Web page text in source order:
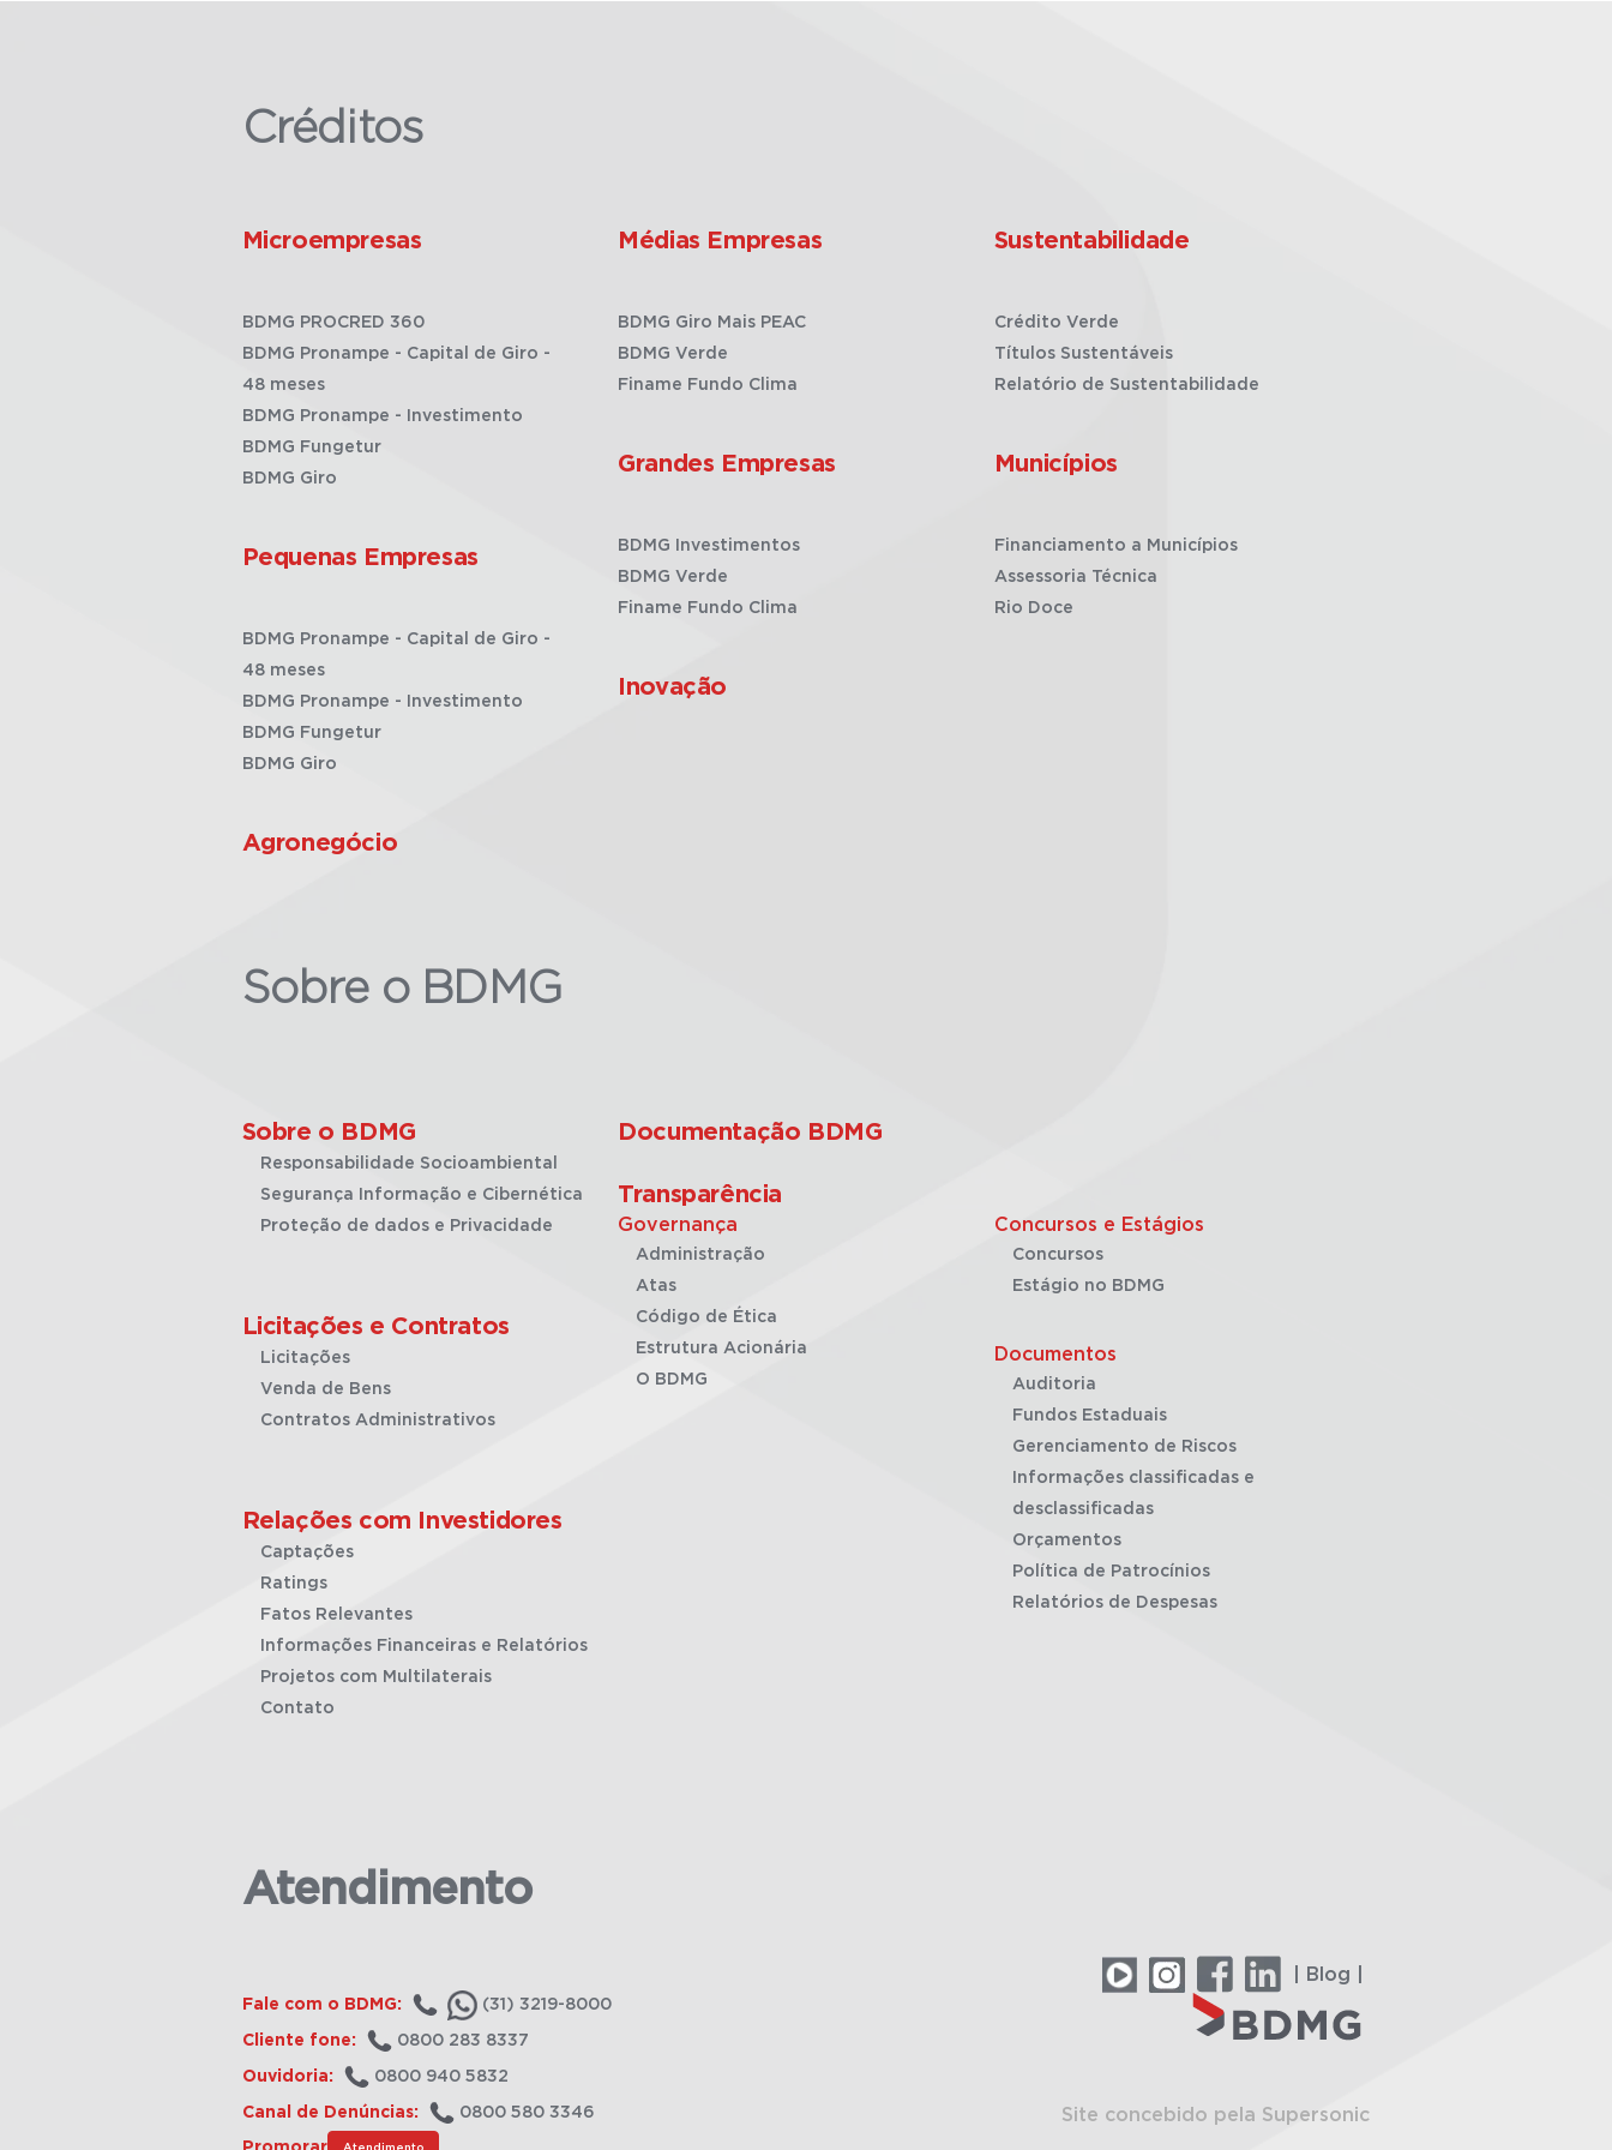
Créditos
Microempresas
BDMG PROCRED 360
BDMG Pronampe - Capital de Giro -
48 meses
BDMG Pronampe - Investimento
BDMG Fungetur
BDMG Giro
Pequenas Empresas
BDMG Pronampe - Capital de Giro -
48 meses
BDMG Pronampe - Investimento
BDMG Fungetur
BDMG Giro
Agronegócio
Médias Empresas
BDMG Giro Mais PEAC
BDMG Verde
Finame Fundo Clima
Grandes Empresas
BDMG Investimentos
BDMG Verde
Finame Fundo Clima
Inovação
Sustentabilidade
Crédito Verde
Títulos Sustentáveis
Relatório de Sustentabilidade
Municípios
Financiamento a Municípios
Assessoria Técnica
Rio Doce
Sobre o BDMG
Sobre o BDMG
Responsabilidade Socioambiental
Segurança Informação e Cibernética
Proteção de dados e Privacidade
Licitações e Contratos
Licitações
Venda de Bens
Contratos Administrativos
Relações com Investidores
Captações
Ratings
Fatos Relevantes
Informações Financeiras e Relatórios
Projetos com Multilaterais
Contato
Documentação BDMG
Transparência
Governança
Administração
Atas
Código de Ética
Estrutura Acionária
O BDMG
Concursos e Estágios
Concursos
Estágio no BDMG
Documentos
Auditoria
Fundos Estaduais
Gerenciamento de Riscos
Informações classificadas e
desclassificadas
Orçamentos
Política de Patrocínios
Relatórios de Despesas
Atendimento
Fale com o BDMG: (31) 3219-8000
Cliente fone: 0800 283 8337
Ouvidoria: 0800 940 5832
Canal de Denúncias: 0800 580 3346
Atendimento
| Blog |
Site concebido pela Supersonic